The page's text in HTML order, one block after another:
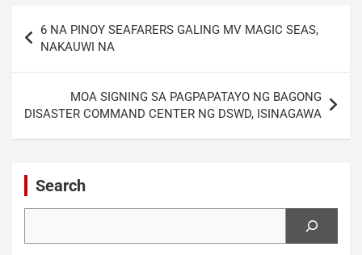
navigation
6 NA PINOY SEAFARERS GALING MV MAGIC SEAS,
NAKAUWI NA
MOA SIGNING SA PAGPAPATAYO NG BAGONG
DISASTER COMMAND CENTER NG DSWD, ISINAGAWA
Search